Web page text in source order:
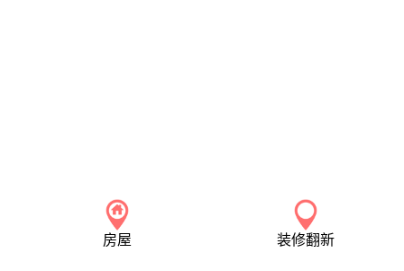
房屋 装修翻新